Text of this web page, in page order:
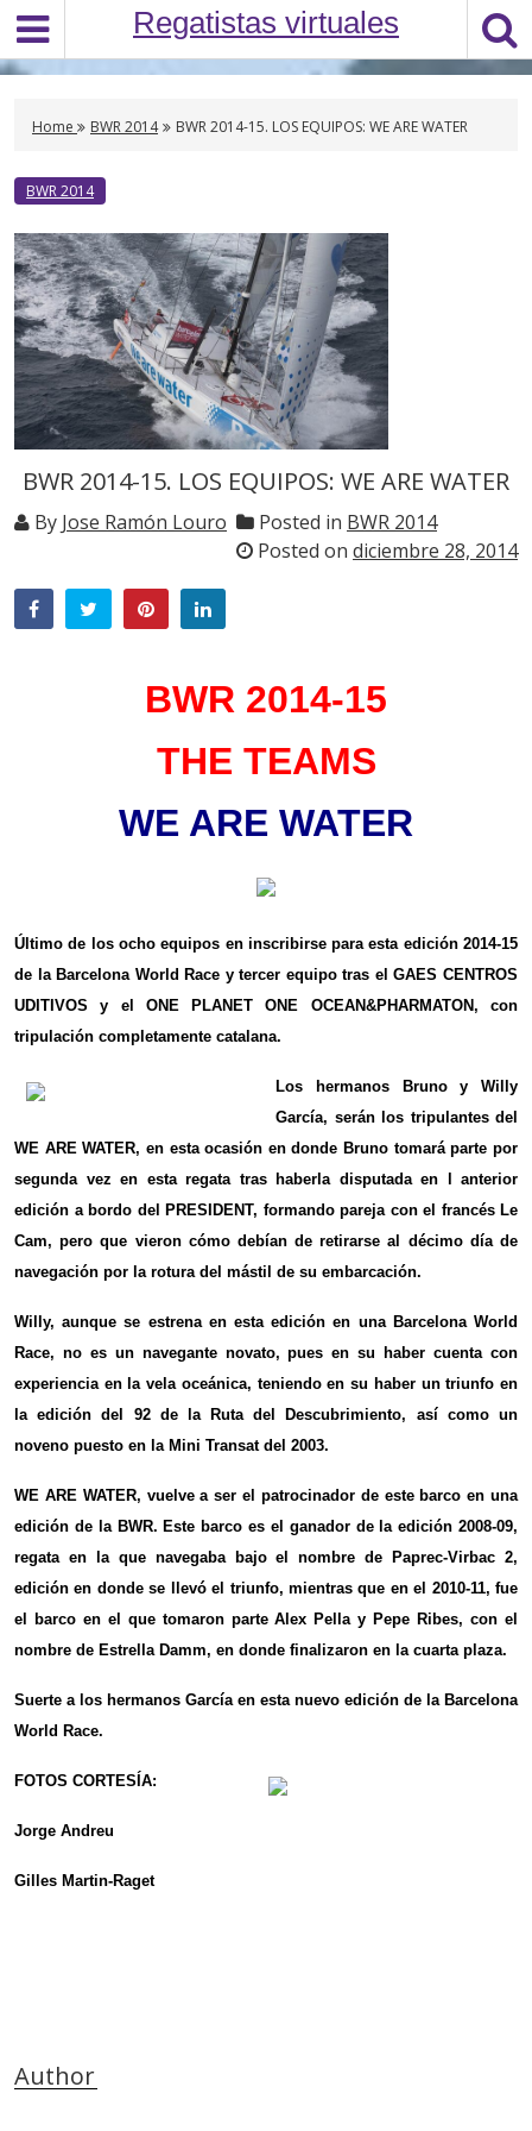
i
Regatistas virtuales
Home BWR 2014 BWR 2014-15. LOS EQUIPOS: WE ARE WATER
BWR 2014
BWR 2014-15. LOS EQUIPOS: WE ARE WATER
By Jose Ramón Louro Posted in BWR 2014
Posted on diciembre 28, 2014
BWR 2014-15
THE TEAMS
WE ARE WATER
Último de los ocho equipos en inscribirse para esta edición 2014-15
de la Barcelona World Race y tercer equipo tras el GAES CENTROS
UDITIVOS y el ONE PLANET ONE OCEAN&PHARMATON, con
tripulación completamente catalana.
Los hermanos Bruno y Willy
García, serán los tripulantes del
WE ARE WATER, en esta ocasión en donde Bruno tomará parte por
segunda vez en esta regata tras haberla disputada en l anterior
edición a bordo del PRESIDENT, formando pareja con el francés Le
Cam, pero que vieron cómo debían de retirarse al décimo día de
navegación por la rotura del mástil de su embarcación.
Willy, aunque se estrena en esta edición en una Barcelona World
Race, no es un navegante novato, pues en su haber cuenta con
experiencia en la vela oceánica, teniendo en su haber un triunfo en
la edición del 92 de la Ruta del Descubrimiento, así como un
noveno puesto en la Mini Transat del 2003.
WE ARE WATER, vuelve a ser el patrocinador de este barco en una
edición de la BWR. Este barco es el ganador de la edición 2008-09,
regata en la que navegaba bajo el nombre de Paprec-Virbac 2,
edición en donde se llevó el triunfo, mientras que en el 2010-11, fue
el barco en el que tomaron parte Alex Pella y Pepe Ribes, con el
nombre de Estrella Damm, en donde finalizaron en la cuarta plaza.
Suerte a los hermanos García en esta nuevo edición de la Barcelona
World Race.
FOTOS CORTESÍA:
Jorge Andreu
Gilles Martin-Raget
Author